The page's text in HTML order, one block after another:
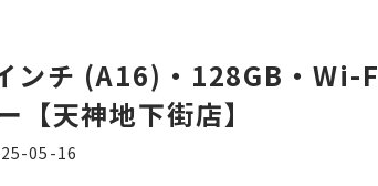
ンチ (A16)・128GB・Wi-
【天神地下街店】
05-16